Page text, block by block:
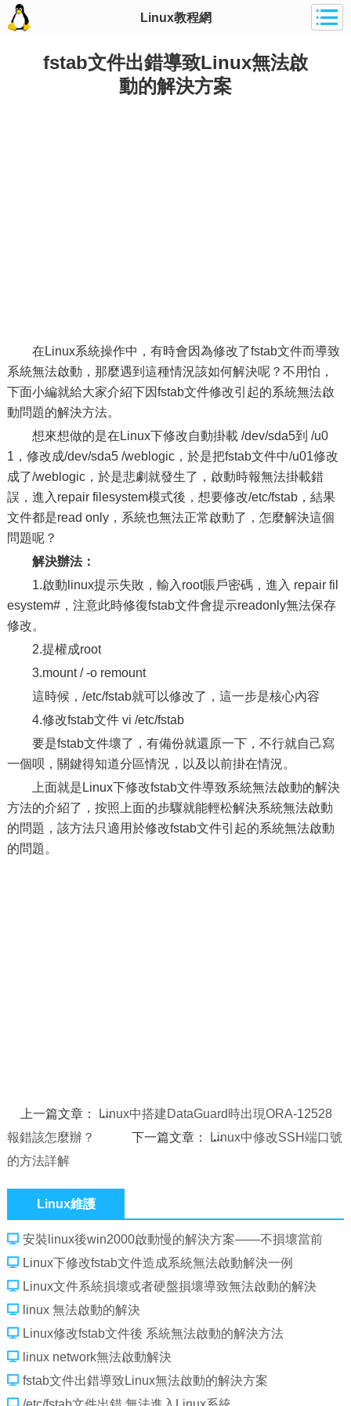
Linux教程網
fstab文件出錯導致Linux無法啟
動的解決方案
在Linux系統操作中，有時會因為修改了fstab文件而導致
系統無法啟動，那麼遇到這種情況該如何解決呢？不用怕，
下面小編就給大家介紹下因fstab文件修改引起的系統無法啟
動問題的解決方法。
想來想做的是在Linux下修改自動掛載 /dev/sda5到 /u0
1，修改成/dev/sda5 /weblogic，於是把fstab文件中/u01修改
成了/weblogic，於是悲劇就發生了，啟動時報無法掛載錯
誤，進入repair filesystem模式後，想要修改/etc/fstab，結果
文件都是read only，系統也無法正常啟動了，怎麼解決這個
問題呢？
解決辦法：
1.啟動linux提示失敗，輸入root賬戶密碼，進入 repair fil
esystem#，注意此時修復fstab文件會提示readonly無法保存
修改。
2.提權成root
3.mount / -o remount
這時候，/etc/fstab就可以修改了，這一步是核心內容
4.修改fstab文件 vi /etc/fstab
要是fstab文件壞了，有備份就還原一下，不行就自己寫
一個呗，關鍵得知道分區情況，以及以前掛在情況。
上面就是Linux下修改fstab文件導致系統無法啟動的解決
方法的介紹了，按照上面的步驟就能輕松解決系統無法啟動
的問題，該方法只適用於修改fstab文件引起的系統無法啟動
的問題。
上一篇文章：
Linux中搭建DataGuard時出現ORA-12528
報錯該怎麼辦？
下一篇文章：
Linux中修改SSH端口號
的方法詳解
Linux維護
安裝linux後win2000啟動慢的解決方案——不損壞當前
linux安裝
Linux下修改fstab文件造成系統無法啟動解決一例
Linux文件系統損壞或者硬盤損壞導致無法啟動的解決
linux 無法啟動的解決
Linux修改fstab文件後 系統無法啟動的解決方法
linux network無法啟動解決
fstab文件出錯導致Linux無法啟動的解決方案